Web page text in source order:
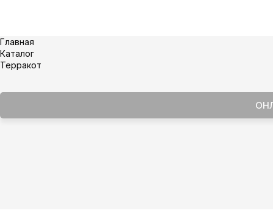
Главная
Каталог
Терракот